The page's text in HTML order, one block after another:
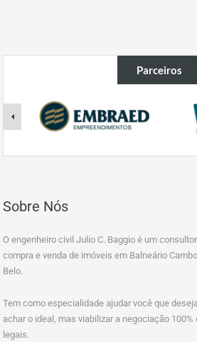
Parceiros
Sobre Nós
O engenheiro civil Julio C. Baggio é um
compra e venda de imóveis em Balneário
Belo.
Tem como especialidade ajudar você que
achar o ideal, mas viabilizar a negociação
legais.